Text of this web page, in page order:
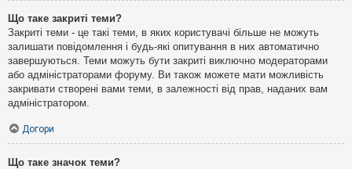
Що таке закриті теми?
Закриті теми - це такі теми, в яких користувачі більше не можуть
залишати повідомлення і будь-які опитування в них автоматично
завершуються. Теми можуть бути закриті виключно модераторами
або адміністраторами форуму. Ви також можете мати можливість
закривати створені вами теми, в залежності від прав, наданих вам
адміністратором.
Догори
Що таке значок теми?